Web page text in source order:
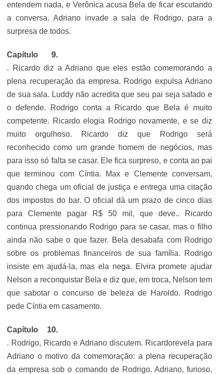
entendem nada, e Verônica acusa Bela de ficar escutando
a conversa. Adriano invade a sala de Rodrigo, para a
surpresa de todos.
Capítulo
. Ricardo diz a Adriano que eles estão comemorando a
plena recuperação da empresa. Rodrigo expulsa Adriano
de sua sala. Luddy não acredita que seu pai seja safado e
o defende. Rodrigo conta a Ricardo que Bela é muito
competente. Ricardo elogia Rodrigo novamente, e se diz
muito orgulhoso. Ricardo diz que Rodrigo será
reconhecido como um grande homem de negócios, mas
para isso só falta se casar. Ele fica surpreso, e conta ao pai
que terminou com Cíntia. Max e Clemente conversam,
quando chega um oficial de justiça e entrega uma citação
dos impostos do bar. O oficial dá um prazo de cinco dias
para Clemente pagar R$ 50 mil, que deve.. Ricardo
continua pressionando Rodrigo para se casar, mas o filho
ainda não sabe o que fazer. Bela desabafa com Rodrigo
sobre os problemas financeiros de sua família. Rodrigo
insiste em ajudá-la, mas ela nega. Elvira promete ajudar
Nelson a reconquistar Bela e diz que, em troca, Nelson tem
que sabotar o concurso de beleza de Haroldo. Rodrigo
pede Cíntia em casamento.
Capítulo
. Rodrigo, Ricardo e Adriano discutem. Ricardorevela para
Adriano o motivo da comemoração: a plena recuperação
da empresa sob o comando de Rodrigo. Adriano, furioso,